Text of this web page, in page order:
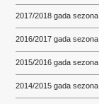
2017/2018 gada sezona
2016/2017 gada sezona
2015/2016 gada sezona
2014/2015 gada sezona